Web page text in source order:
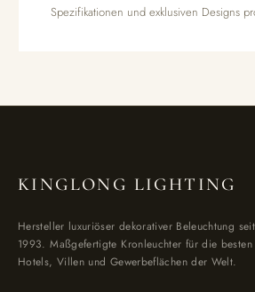
Spezifikationen und exklusiven Designs
KINGLONG LIGHTING
Hersteller luxuriöser dekorativer Beleuchtung seit
1993. Maßgefertigte Kronleuchter für die besten
Hotels, Villen und Gewerbeflächen der Welt.